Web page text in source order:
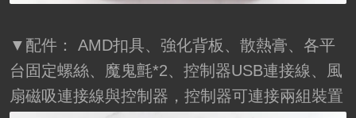
▼配件： AMD扣具、強化背板、散熱膏、各平
台固定螺絲、魔鬼氈*2、控制器USB連接線、風
扇磁吸連接線與控制器，控制器可連接兩組裝置